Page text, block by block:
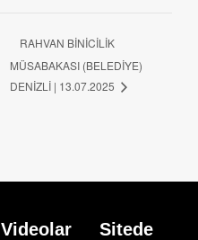
RAHVAN BİNİCİLİK
MÜSABAKASI (BELEDİYE)
DENİZLİ | 13.07.2025
Videolar
Sitede